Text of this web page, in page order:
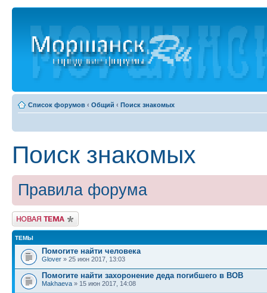
Список форумов ‹ Общий ‹ Поиск знакомых
Поиск знакомых
Правила форума
Новая тема
ТЕМЫ
Помогите найти человека
Glover » 25 июн 2017, 13:03
Помогите найти захоронение деда погибшего в ВОВ
Makhaeva » 15 июн 2017, 14:08